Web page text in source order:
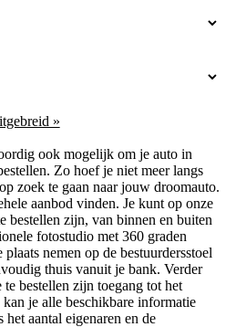
»
ook mogelijk om je auto in
Zo hoef je niet meer langs
zoek te gaan naar jouw droomauto.
aanbod vinden. Je kunt op onze
bestellen zijn, van binnen en buiten
fotostudio met 360 graden
nemen op de bestuurdersstoel
thuis vanuit je bank. Verder
bestellen zijn toegang tot het
je alle beschikbare informatie
aantal eigenaren en de